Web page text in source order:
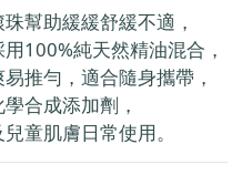
幫助緩緩舒緩不適，
100%純天然精油混合，
推勻，適合隨身攜帶，
合成添加劑，
童肌膚日常使用。